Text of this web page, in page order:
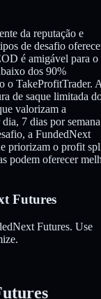
da reputação e
de desafio
é amigável para o
dos 90%
o TakeProfitTrader.
de saque limitada
valorizam a
7 dias por
a FundedNext
priorizam o profit
podem oferecer
Futures
Futures. Use